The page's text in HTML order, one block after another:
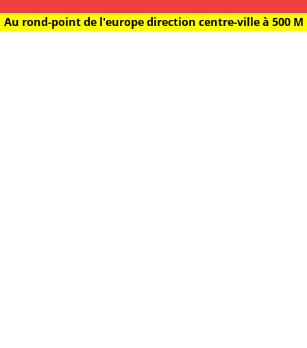
Au rond-point de l'europe direction centre-ville à 500 M